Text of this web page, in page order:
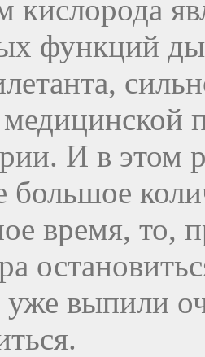
кислорода
функций
И в этом
большое
время, то,
выпили